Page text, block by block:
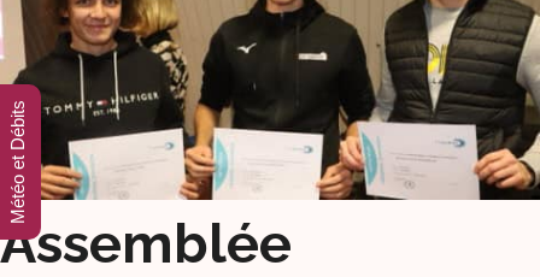
Assemblée
Météo et Débits